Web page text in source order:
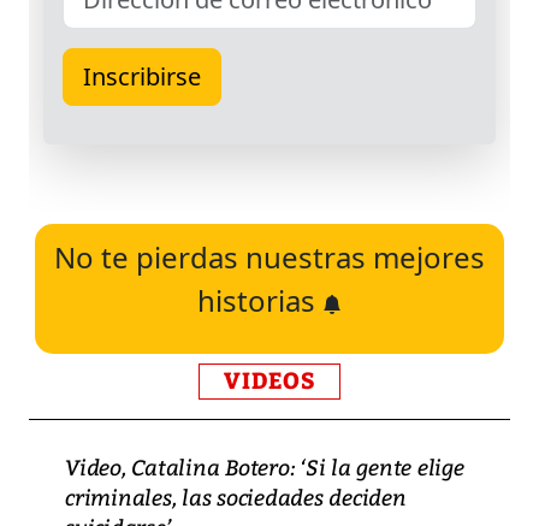
No te pierdas nuestras mejores
historias
VIDEOS
Video, Catalina Botero: ‘Si la gente elige
criminales, las sociedades deciden